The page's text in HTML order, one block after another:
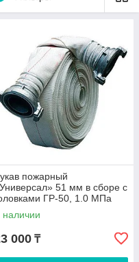
пожарный
51 мм в сборе с
ГР-50, 1.0 МПа
наличии
000 ₸